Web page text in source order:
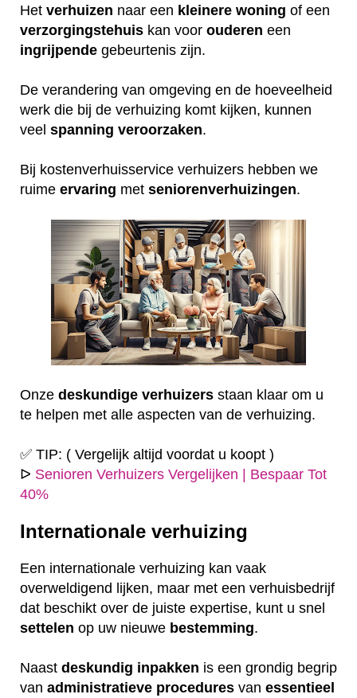
Het verhuizen naar een kleinere woning of een
verzorgingstehuis kan voor ouderen een
ingrijpende gebeurtenis zijn.
De verandering van omgeving en de hoeveelheid
werk die bij de verhuizing komt kijken, kunnen
veel spanning veroorzaken.
Bij kostenverhuisservice verhuizers hebben we
ruime ervaring met seniorenverhuizingen.
Onze deskundige verhuizers staan klaar om u
te helpen met alle aspecten van de verhuizing.
✅ TIP: ( Vergelijk altijd voordat u koopt )
ᐅ Senioren Verhuizers Vergelijken | Bespaar Tot
40%
Internationale verhuizing
Een internationale verhuizing kan vaak
overweldigend lijken, maar met een verhuisbedrijf
dat beschikt over de juiste expertise, kunt u snel
settelen op uw nieuwe bestemming.
Naast deskundig inpakken is een grondig begrip
van administratieve procedures van essentieel